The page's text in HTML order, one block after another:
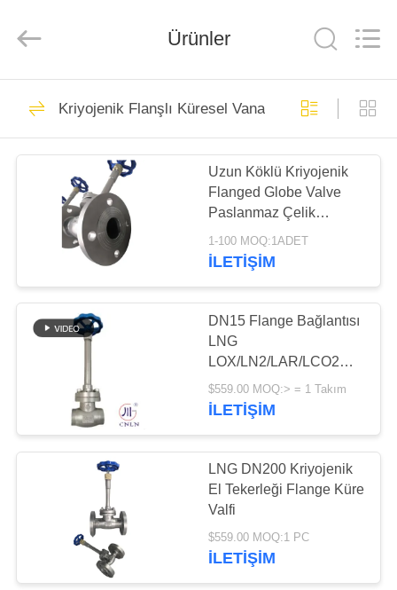
ÜRÜN:%
VİDEOLAR
HAKKIMIZDA
FABRIKA
KALITE
KONTROL
BIZIMLE
ILETIŞIME
Equipment
Co.,Ltd.
Kriyojenik Globe
Vana
243
Kriyojenik Küresel
Vana
59
Kriyojenik Çek Valf
45
Ürünler
Kriyojenik Flanşlı Küresel Vana
Uzun Köklü Kriyojenik
Flanged Globe Valve
Paslanmaz Çelik
Malzemesi DN15 -
DN200
1-100 MOQ:1ADET
İLETIŞIM
DN15 Flange Bağlantısı
LNG
LOX/LN2/LAR/LCO2
için Kriyojenik Küre Valf
-196~+80°C
$559.00 MOQ:> = 1 Takım
İLETIŞIM
LNG DN200 Kriyojenik
El Tekerleği Flange Küre
Valfi
$559.00 MOQ:1 PC
İLETIŞIM